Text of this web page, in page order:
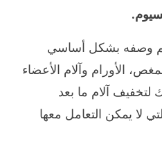
يتم وصفه بشكل أساسي
الأورام وآلام الأعضاء
لتخفيف آلام ما بعد
لا يمكن التعامل معها